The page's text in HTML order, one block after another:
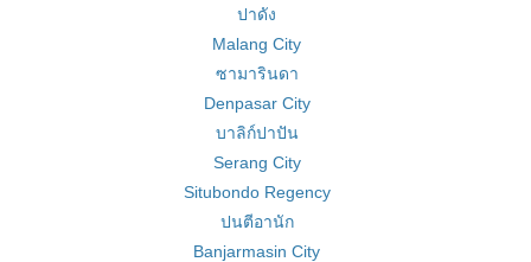
ปาดัง
Malang City
ซามารินดา
Denpasar City
บาลิก์ปาปัน
Serang City
Situbondo Regency
ปนตีอานัก
Banjarmasin City